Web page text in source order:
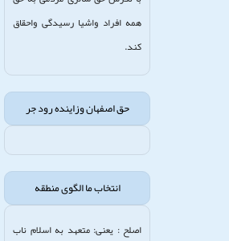
همه افراد واشیا رسیدگی واحقاق
کند.
حق اصفهان وزاینده رود جر
انتخاب ما الگوی منطقه
اصلح : یعنی: متعهد به اسلام ناب